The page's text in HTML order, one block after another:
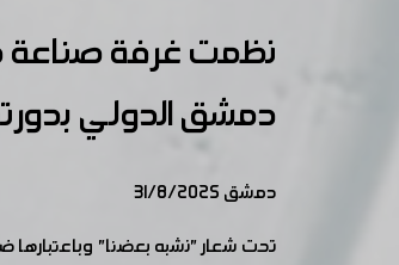
نظمت غرفة صناعة
دمشق الدولي بدورته
دمشق 31/8/2025
تحت شعار "نشبه بعضنا"